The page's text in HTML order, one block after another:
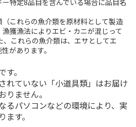
特定8品目を含んでいる場合に品目名
これらの魚介類を原材料として製造
獲漁法によりエビ・カニが混じって
、これらの魚介類は、エサとしてエ
があります。
。
れていない「小道具類」はお届け
りません。
るパソコンなどの環境により、実
す。